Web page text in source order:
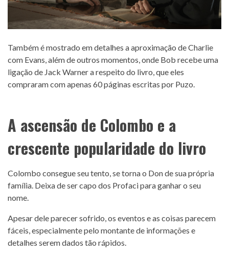
Também é mostrado em detalhes a aproximação de Charlie
com Evans, além de outros momentos, onde Bob recebe uma
ligação de Jack Warner a respeito do livro, que eles
compraram com apenas 60 páginas escritas por Puzo.
A ascensão de Colombo e a
crescente popularidade do livro
Colombo consegue seu tento, se torna o Don de sua própria
família. Deixa de ser capo dos Profaci para ganhar o seu
nome.
Apesar dele parecer sofrido, os eventos e as coisas parecem
fáceis, especialmente pelo montante de informações e
detalhes serem dados tão rápidos.